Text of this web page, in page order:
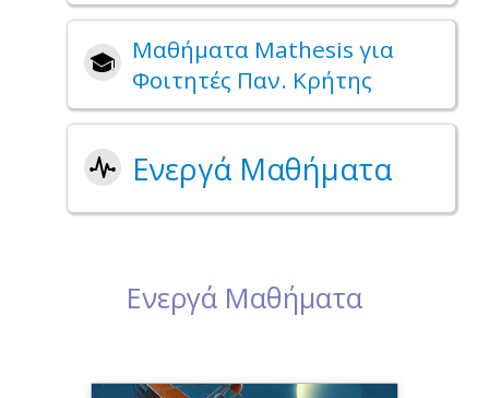
Μαθήματα Mathesis για
Φοιτητές Παν. Κρήτης
Ενεργά Μαθήματα
Ενεργά Μαθήματα